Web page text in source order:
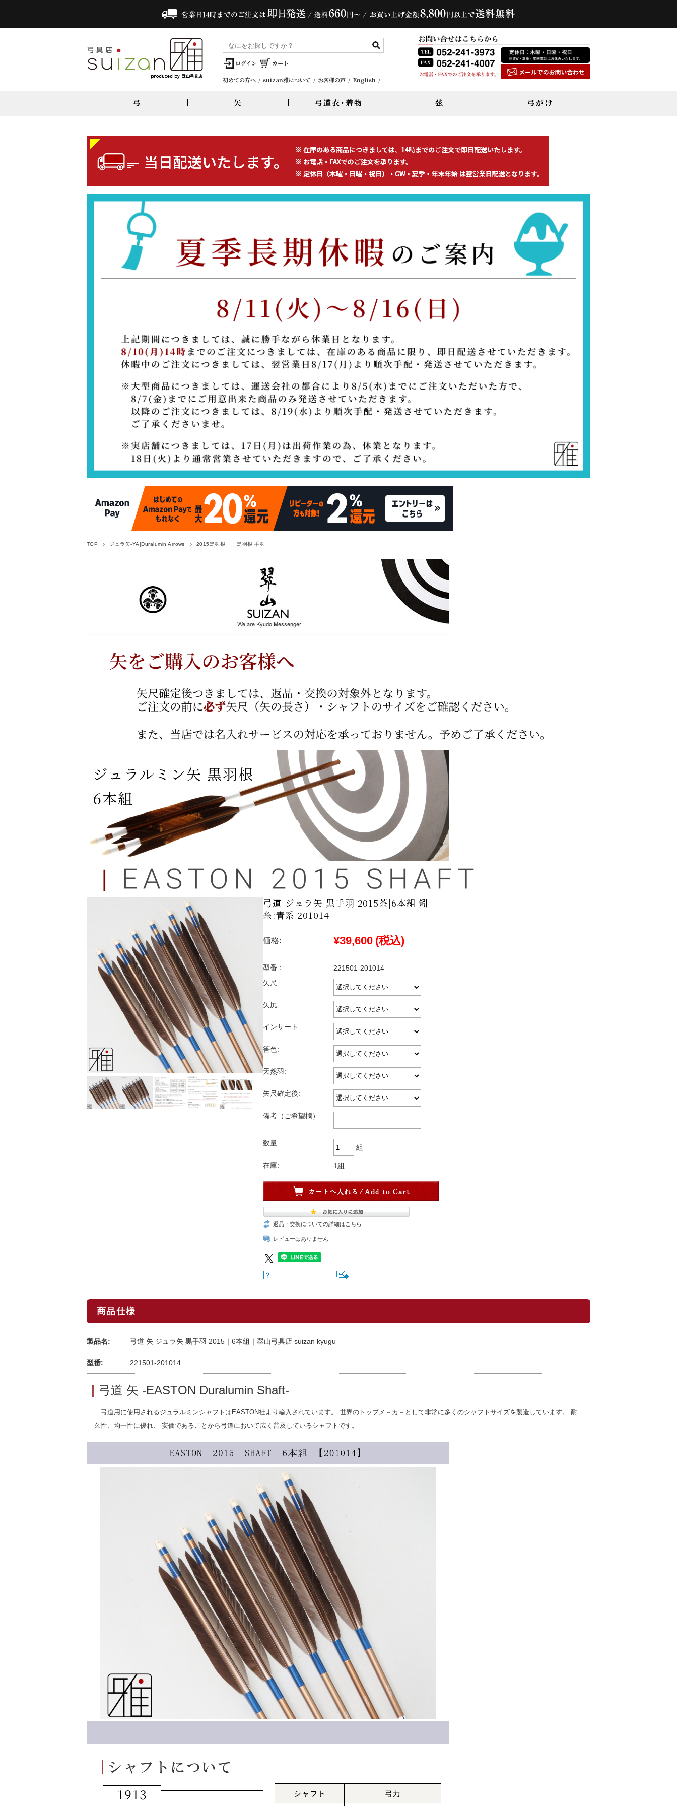
ログイン カート
初めての方へ suizan雅について お客様の声 English
弓
竹弓 グラス弓・カーボン弓
弓禅・真｜肥後蘇山
示現｜桑幡正清
英修｜清雅｜鵠心
雅｜suizan限定色
弓付属品
弓巻・弓袋・石突
握革・ゴム弓・その他
矢
ジュラ矢
1913ターキー
1913黒羽根
2015ターキー
2015黒羽根
2117シャフト
遠的ジュラ矢
巻藁矢
近的矢ジュラルミン3点セット
カーボン矢
EASTON Carbon
Mizuno Carbon
弓道衣･着物
上衣・袴・帯
オールシーズン上衣｜弓道衣
夏用上衣｜弓道衣
女性用馬乗袴
角帯・胸あて・大風呂敷
弓道衣セット
上衣2・3枚セット
着物・襷 足袋・雪駄
オールシーズン足袋
冬用防寒足袋
弦
合成弦
三寸詰・並寸
二寸伸
麻弦
三寸詰・並寸
二寸伸
弦付属品
弦巻・吊革・弦巻セット
その他関連品
弓がけ
弓かけ
雅・束離・中離・下がけ
弓かけ5点セット
かけ付属品
合切袋・袱紗袋・その他
ぎり粉・粉入・その他
TOP ジュラ矢-YA|Duralumin Arrows 2015黒羽根 黒羽根 手羽
弓道 ジュラ矢 黒手羽 2015茶|6本組|矧
糸:青系|201014
価格: ¥39,600 (税込)
型番：
221501-201014
矢尺:
矢尻:
インサート:
筈色:
天然羽:
矢尺確定後:
備考（ご希望欄）:
数量:
組
在庫: 1組
返品・交換についての詳細はこちら
レビューはありません
商品仕様
製品名: 弓道 矢 ジュラ矢 黒手羽 2015｜6本組｜翠山弓具店 suizan kyugu
型番: 221501-201014
弓道 矢 -EASTON Duralumin Shaft-
弓道用に使用されるジュラルミンシャフトはEASTON社より輸入されています。 世界のトップメ－カ－として非常に多くのシャフトサイズを製造しています。 耐
久性、均一性に優れ、 安価であることから弓道において広く普及しているシャフトです。